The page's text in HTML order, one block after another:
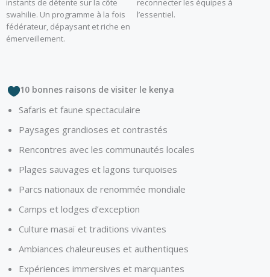
swahilie. Un programme à la fois
fédérateur, dépaysant et riche en
émerveillement.
l’essentiel.
10 bonnes raisons de visiter le kenya
Safaris et faune spectaculaire
Paysages grandioses et contrastés
Rencontres avec les communautés locales
Plages sauvages et lagons turquoises
Parcs nationaux de renommée mondiale
Camps et lodges d’exception
Culture masaï et traditions vivantes
Ambiances chaleureuses et authentiques
Expériences immersives et marquantes